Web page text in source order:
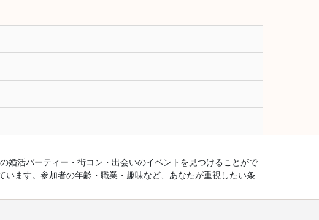
婚活パーティー・街コン・出会いのイベントを見つけることがで
ます。参加者の年齢・職業・趣味など、あなたが重視したい条